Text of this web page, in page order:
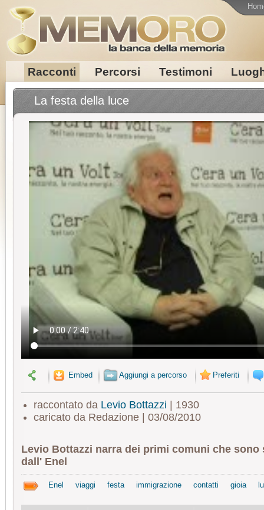
Racconti Percorsi Testimoni
La festa della luce
Embed Aggiungi a percorso Preferiti
raccontato da Levio Bottazzi | 1930
caricato da Redazione | 03/08/2010
Levio Bottazzi narra dei primi comuni che sono
dall' Enel
Enel viaggi festa immigrazione contatti gioia